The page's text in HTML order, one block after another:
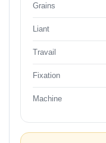
Grains
Liant
Travail
Fixation
Machine